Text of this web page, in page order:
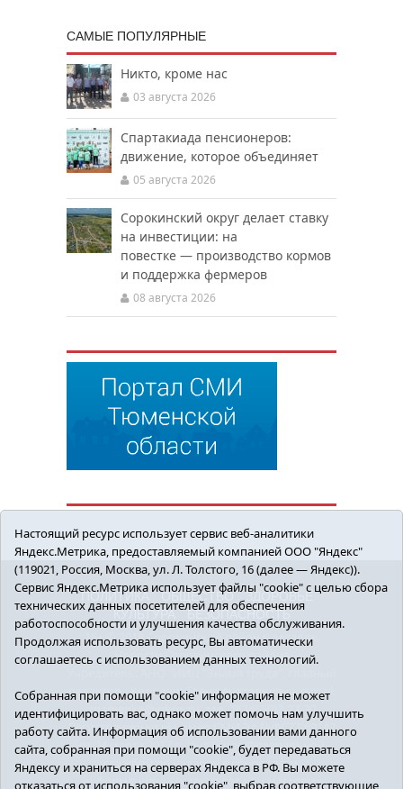
САМЫЕ ПОПУЛЯРНЫЕ
Никто, кроме нас
03 августа 2026
Спартакиада пенсионеров:
движение, которое объединяет
05 августа 2026
Сорокинский округ делает ставку
на инвестиции: на
повестке — производство кормов
и поддержка фермеров
08 августа 2026
ПОЛИТИКА ОБЩЕСТВО
ЗДОРОВЬЕ
КУЛЬТУРА
БЕЗОПАСНОСТЬ
16+ © 2018 Сорокинский район в деталях.
Новости Сорокинского района
редактор - Королюк Елена Анатольевна, e-mail:
znamenka@inbox.ru, тел.: 8(34550)2-27-30
Регистрационный номер СМИ Эл №ФС77-69142
от 24 марта 2017 г., выданное Федеральной
службой по надзору в сфере связи,
информационных технологий и массовых
Настоящий ресурс использует сервис веб-аналитики
Яндекс.Метрика, предоставляемый компанией ООО "Яндекс"
(119021, Россия, Москва, ул. Л. Толстого, 16 (далее — Яндекс)).
Сервис Яндекс.Метрика использует файлы "cookie" с целью сбора
технических данных посетителей для обеспечения
работоспособности и улучшения качества обслуживания.
Продолжая использовать ресурс, Вы автоматически
соглашаетесь с использованием данных технологий.
Собранная при помощи "cookie" информация не может
идентифицировать вас, однако может помочь нам улучшить
работу сайта. Информация об использовании вами данного
сайта, собранная при помощи "cookie", будет передаваться
Яндексу и храниться на серверах Яндекса в РФ. Вы можете
отказаться от использования "cookie", выбрав соответствующие